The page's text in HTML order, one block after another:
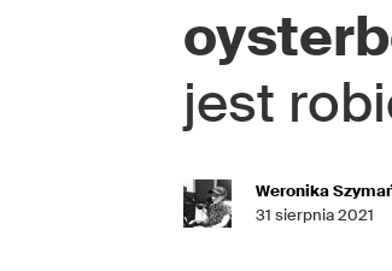
jest
Weronika
31 sierpnia 2021